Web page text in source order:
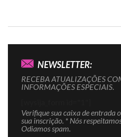
NEWSLETTER:
RECEBA ATUALIZAÇÕES
INFORMAÇÕES ESPECIAIS.
Verifique sua caixa de entrada
sua inscrição. * Nós
Odiamos spam.